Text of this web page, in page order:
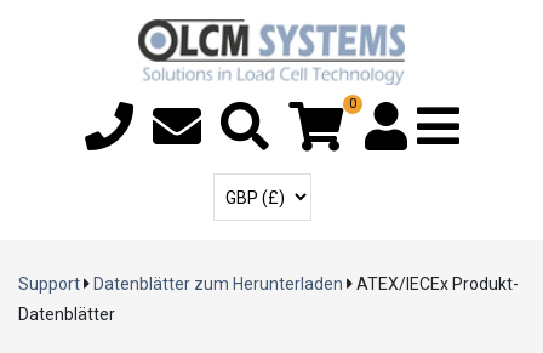
0
Benutzerkonto
Menü
Währung auswählen
Support Datenblätter zum Herunterladen
ATEX/IECEx Produkt-
Datenblätter